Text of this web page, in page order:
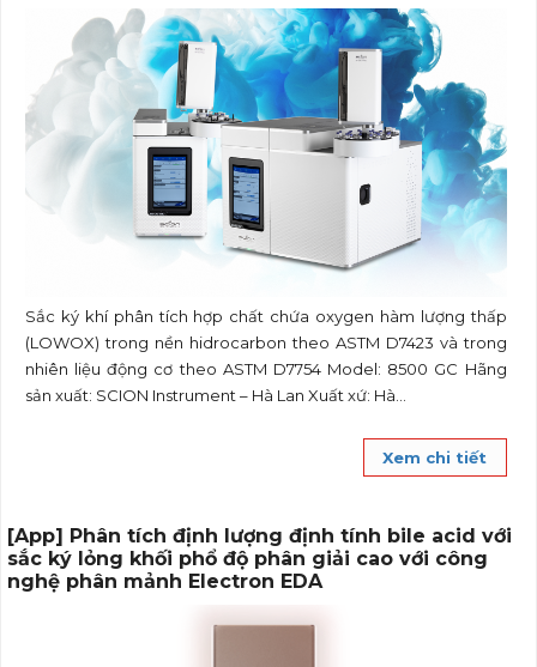
Sắc ký khí phân tích hợp chất chứa oxygen hàm lượng thấp
(LOWOX) trong nền hidrocarbon theo ASTM D7423 và trong
nhiên liệu động cơ theo ASTM D7754 Model: 8500 GC Hãng
sản xuất: SCION Instrument – Hà Lan Xuất xứ: Hà...
Xem chi tiết
[App] Phân tích định lượng định tính bile acid với
sắc ký lỏng khối phổ độ phân giải cao với công
nghệ phân mảnh Electron EDA